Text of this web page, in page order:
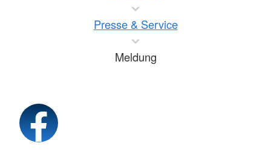
Presse & Service
Meldung